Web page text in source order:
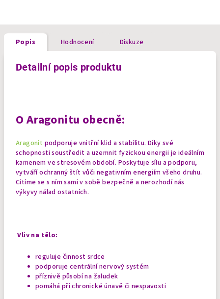
Popis Hodnocení Diskuze
Detailní popis produktu
O Aragonitu obecně:
Aragonit podporuje vnitřní klid a stabilitu. Díky své
schopnosti soustředit a uzemnit fyzickou energii je ideálním
kamenem ve stresovém období. Poskytuje sílu a podporu,
vytváří ochranný štít vůči negativním energiím všeho druhu.
Cítíme se s ním sami v sobě bezpečně a nerozhodí nás
výkyvy nálad ostatních.
Vliv na tělo:
reguluje činnost srdce
podporuje centrální nervový systém
příznivě působí na žaludek
pomáhá při chronické únavě či nespavosti